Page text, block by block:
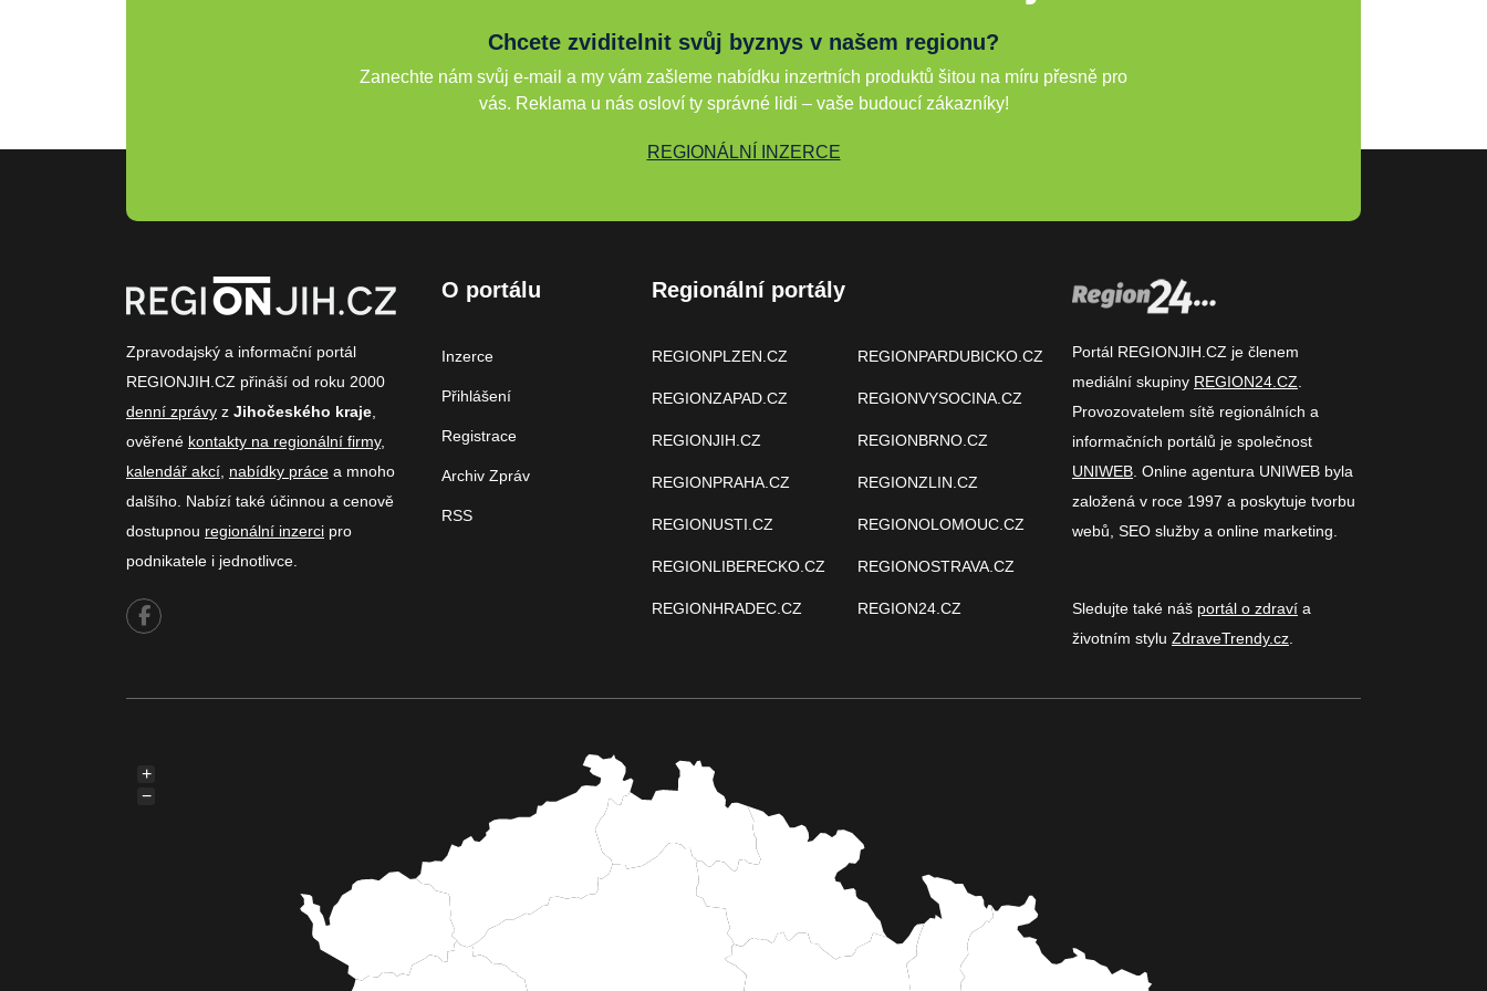
Chcete zviditelnit svůj byznys v našem regionu?
Zanechte nám svůj e-mail a my vám zašleme nabídku inzertních produktů šitou na míru přesně pro
vás. Reklama u nás osloví ty správné lidi – vaše budoucí zákazníky!
REGIONÁLNÍ INZERCE
Zpravodajský a informační portál
REGIONJIH.CZ přináší od roku 2000
denní zprávy z Jihočeského kraje
ověřené kontakty na regionální firmy,
kalendář akcí nabídky práce a mnoho
dalšího. Nabízí také účinnou a cenově
dostupnou regionální inzerci pro
podnikatele i jednotlivce.
O portálu
Inzerce
Přihlášení
Registrace
Archiv Zpráv
RSS
Regionální portály
REGIONPLZEN.CZ
REGIONZAPAD.CZ
REGIONJIH.CZ
REGIONPRAHA.CZ
REGIONUSTI.CZ
REGIONLIBERECKO.CZ
REGIONHRADEC.CZ
REGIONPARDUBICKO.CZ
REGIONVYSOCINA.CZ
REGIONBRNO.CZ
REGIONZLIN.CZ
REGIONOLOMOUC.CZ
REGIONOSTRAVA.CZ
REGION24.CZ
Portál REGIONJIH.CZ je členem
mediální skupiny REGION24.CZ
Provozovatelem sítě regionálních a
informačních portálů je společnost
UNIWEB . Online agentura UNIWEB byla
založená v roce 1997 a poskytuje tvorbu
webů, SEO služby a online marketing.
Sledujte také náš portál o zdraví a
životním stylu ZdraveTrendy.cz
+
−